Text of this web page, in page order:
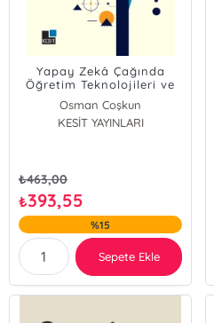
Yapay Zekâ Çağında
Öğretim Teknolojileri ve
Materyal Tasarımı
Osman Coşkun
KESİT YAYINLARI
₺463,00
₺393,55
%15
Sepete Ekle